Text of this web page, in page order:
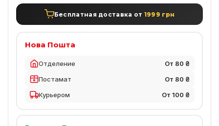
Бесплатная доставка от 1999 грн
Нова Пошта
Отделение
От 80 ₴
Постамат
От 80 ₴
Курьером
От 100 ₴